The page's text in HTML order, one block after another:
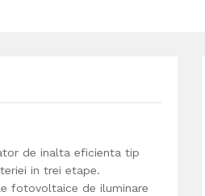
de inalta eficienta tip
in trei etape.
fotovoltaice de iluminare